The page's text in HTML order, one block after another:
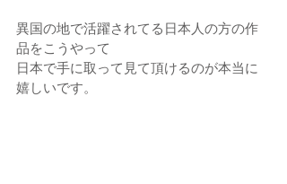
異国の地で活躍されてる日本人の方の作
品をこうやって
日本で手に取って見て頂けるのが本当に
嬉しいです。